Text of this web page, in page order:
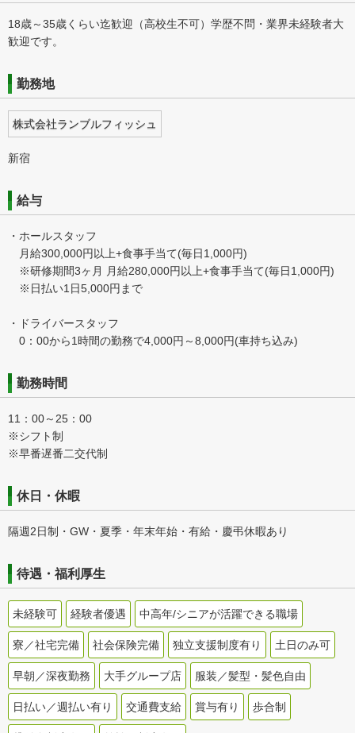
18歳～35歳くらい迄歓迎（高校生不可）学歴不問・業界未経験者大
歓迎です。
勤務地
株式会社ランブルフィッシュ
新宿
給与
・ホールスタッフ
月給300,000円以上+食事手当て(毎日1,000円)
※研修期間3ヶ月 月給280,000円以上+食事手当て(毎日1,000円)
※日払い1日5,000円まで
・ドライバースタッフ
0：00から1時間の勤務で4,000円～8,000円(車持ち込み)
勤務時間
11：00～25：00
※シフト制
※早番遅番二交代制
休日・休暇
隔週2日制・GW・夏季・年末年始・有給・慶弔休暇あり
待遇・福利厚生
未経験可 経験者優遇 中高年/シニアが活躍できる職場
寮／社宅完備 社会保険完備 独立支援制度有り 土日のみ可
早朝／深夜勤務 大手グループ店 服装／髪型・髪色自由
日払い／週払い有り 交通費支給 賞与有り 歩合制